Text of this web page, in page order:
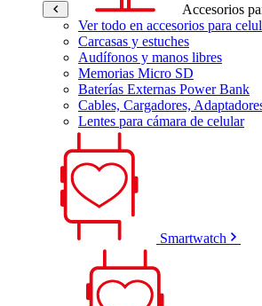
Accesorios
Ver todo en accesorios para
Carcasas y estuches
Audífonos y manos libres
Memorias Micro SD
Baterías Externas Power Bank
Cables, Cargadores,
Lentes para cámara de celular
Smartwatch